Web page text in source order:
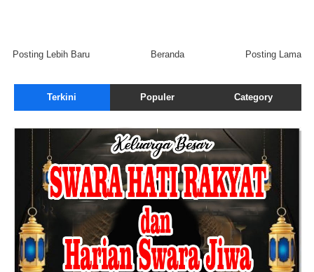
Posting Lebih Baru Posting Lama
Beranda
Terkini Populer Category